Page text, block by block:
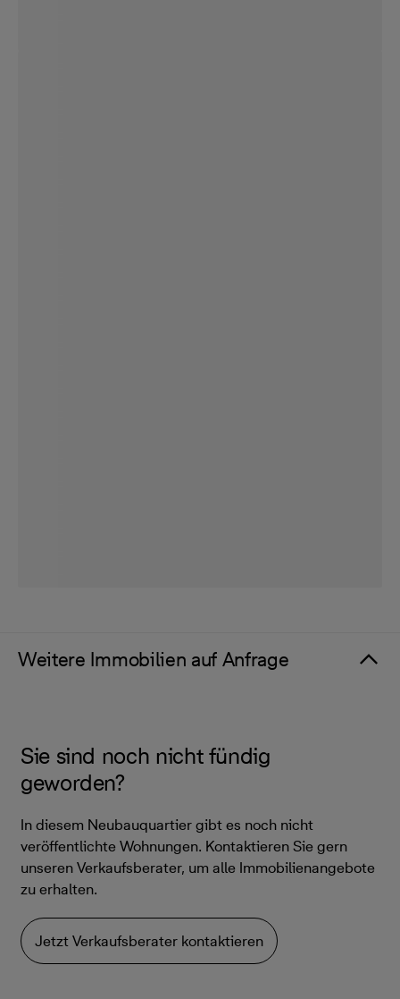
Weitere Immobilien auf Anfrage
Sie sind noch nicht fündig
geworden?
In diesem Neubauquartier gibt es noch nicht
veröffentlichte Wohnungen. Kontaktieren Sie gern
unseren Verkaufsberater, um alle Immobilienangebote
zu erhalten.
Jetzt Verkaufsberater kontaktieren